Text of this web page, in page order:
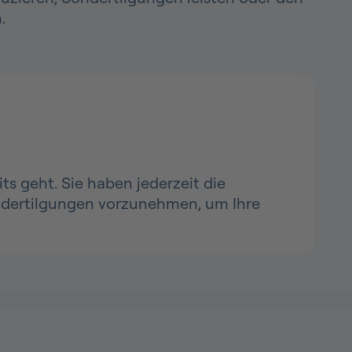
geht. Sie haben jederzeit die
vorzunehmen, um Ihre